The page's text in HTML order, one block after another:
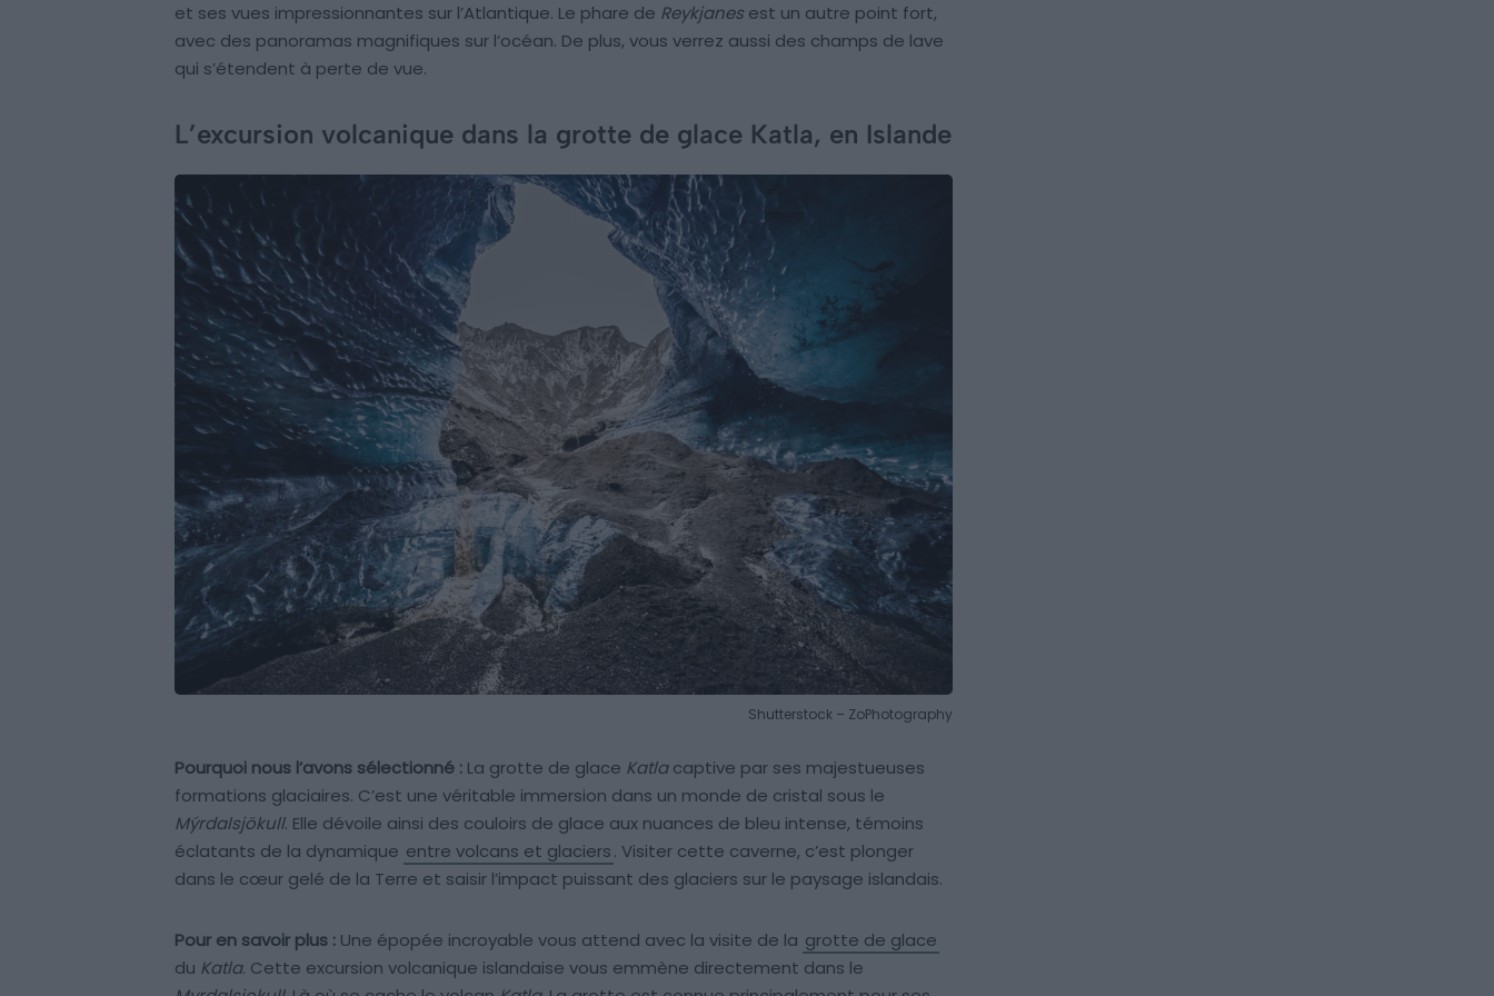
et ses vues impressionnantes sur l’Atlantique. Le phare de Reykjanes est un autre point fort,
avec des panoramas magnifiques sur l’océan. De plus, vous verrez aussi des champs de lave
qui s’étendent à perte de vue.
L’excursion volcanique dans la grotte de glace Katla, en Islande
Shutterstock – ZoPhotography
Pourquoi nous l’avons sélectionné : La grotte de glace Katlacaptive par ses majestueuses
formations glaciaires. C’est une véritable immersion dans un monde de cristal sous le
Mýrdalsjökull. Elle dévoile ainsi des couloirs de glace aux nuances de bleu intense, témoins
éclatants de la dynamique entre volcans et glaciers. Visiter cette caverne, c’est plonger
dans le cœur gelé de la Terre et saisir l’impact puissant des glaciers sur le paysage islandais.
Pour en savoir plus : Une épopée incroyable vous attend avec la visite de la grotte de glace
du Katla. Cette excursion volcanique islandaise vous emmène directement dans le